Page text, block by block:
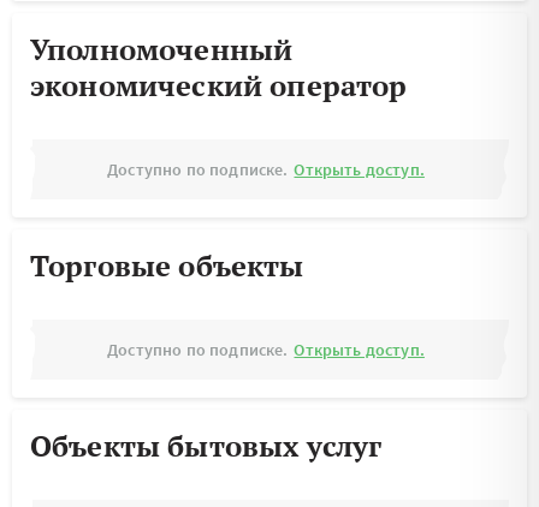
Уполномоченный
экономический оператор
Доступно по подписке. Открыть доступ.
Торговые объекты
Доступно по подписке. Открыть доступ.
Объекты бытовых услуг